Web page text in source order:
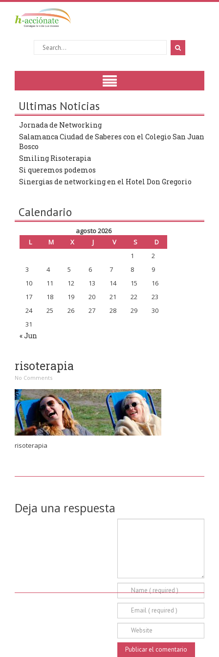
Ultimas Noticias
Jornada de Networking
Salamanca Ciudad de Saberes con el Colegio San Juan
Bosco
Smiling Risoterapia
Si queremos podemos
Sinergias de networking en el Hotel Don Gregorio
Calendario
agosto 2026
L
M X J V S
D
1
2
3
4 5 6 7 8
9
10
11 12 13 14 15
16
17
18 19 20 21 22
23
24
25 26 27 28 29
30
31
« Jun
risoterapia
No Comments
risoterapia
Deja una respuesta